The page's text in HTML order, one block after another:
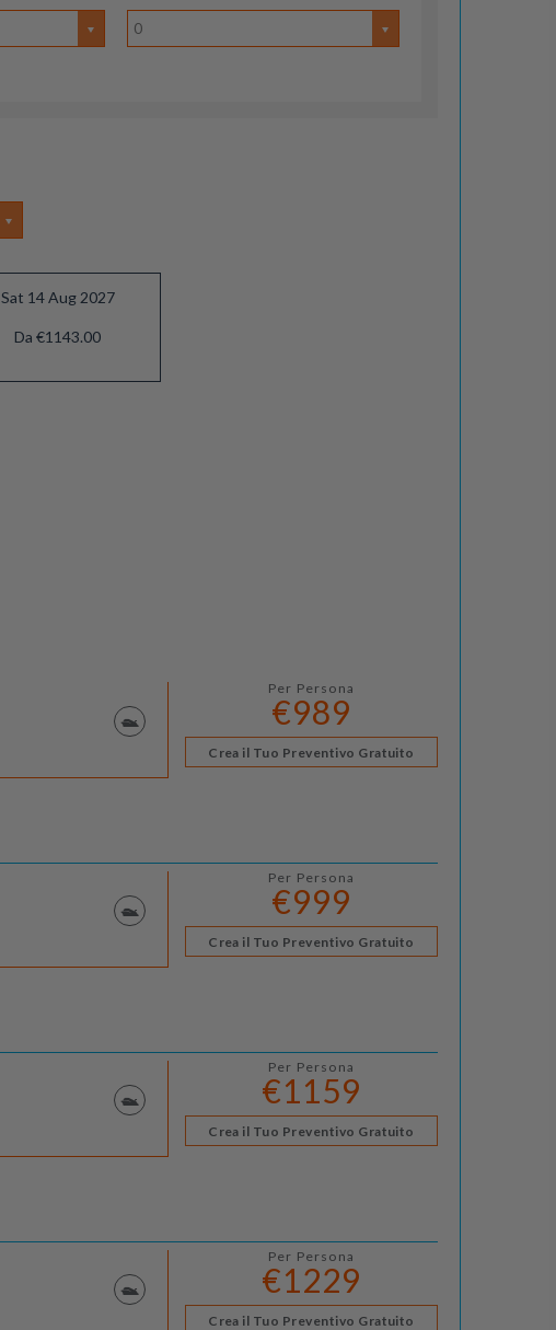
0
Sat 14 Aug 2027
Da €1143.00
Per Persona
€989
Crea il Tuo Preventivo Gratuito
Per Persona
€999
Crea il Tuo Preventivo Gratuito
Per Persona
€1159
Crea il Tuo Preventivo Gratuito
Per Persona
€1229
Crea il Tuo Preventivo Gratuito